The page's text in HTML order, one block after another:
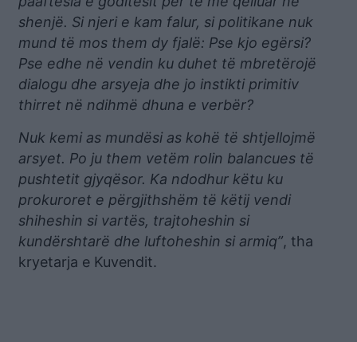
shenjë. Si njeri e kam falur, si politikane nuk
mund të mos them dy fjalë: Pse kjo egërsi?
Pse edhe në vendin ku duhet të mbretërojë
dialogu dhe arsyeja dhe jo instikti primitiv
thirret në ndihmë dhuna e verbër?
Nuk kemi as mundësi as kohë të shtjellojmë
arsyet. Po ju them vetëm rolin balancues të
pushtetit gjyqësor. Ka ndodhur këtu ku
prokuroret e përgjithshëm të këtij vendi
shiheshin si vartës, trajtoheshin si
kundërshtarë dhe luftoheshin si armiq”, tha
kryetarja e Kuvendit.